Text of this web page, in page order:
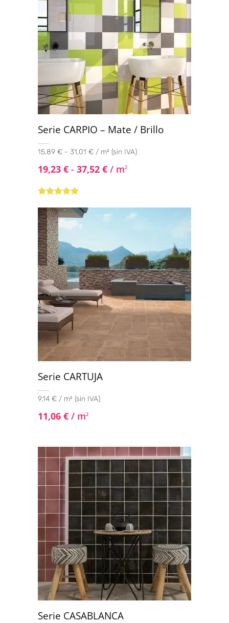
Serie CARPIO – Mate / Brillo
15,89 € - 31,01 € / m² (sin IVA)
19,23 € - 37,52 € / m2
con4.80de
5
Serie CARTUJA
9,14 € / m² (sin IVA)
11,06 € / m2
Serie CASABLANCA